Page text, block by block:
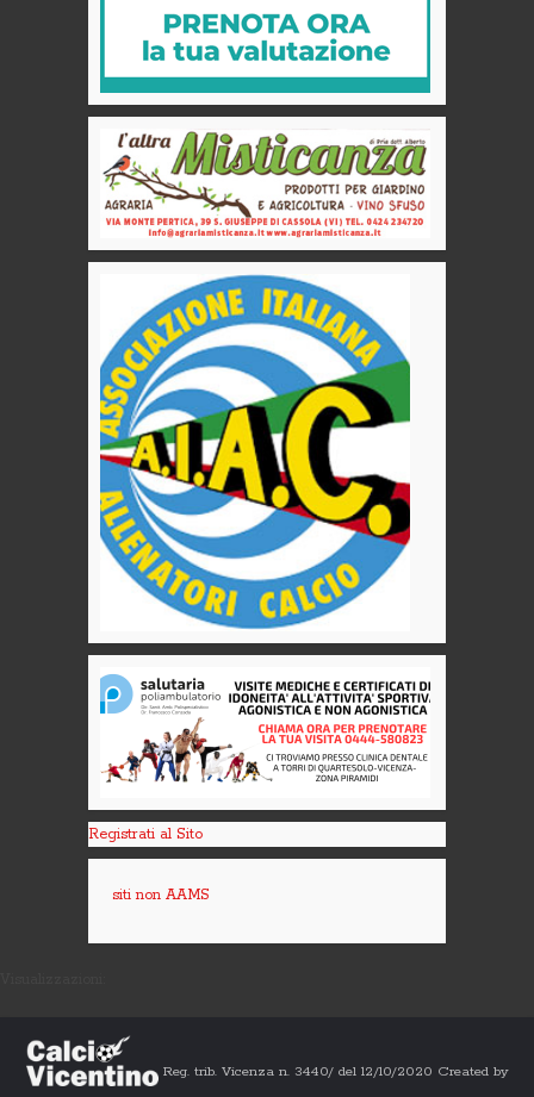
Registrati al Sito
siti non AAMS
Reg. trib. Vicenza n. 3440/ del 12/10/2020 Created by